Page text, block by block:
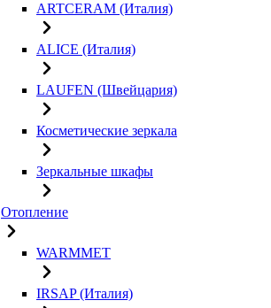
ARTCERAM (Италия)
ALICE (Италия)
LAUFEN (Швейцария)
Косметические зеркала
Зеркальные шкафы
Отопление
WARMMET
IRSAP (Италия)